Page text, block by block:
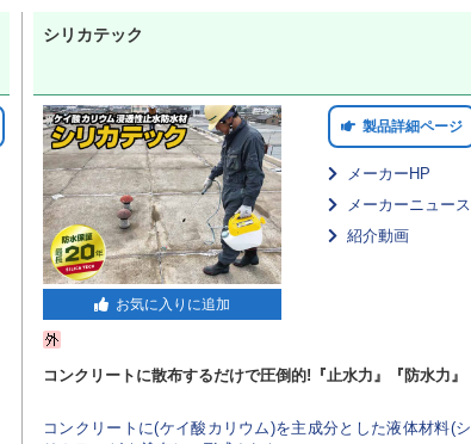
シリカテック
お気に入りに追加
製品詳細ページ
メーカーHP
メーカーニュース
紹介動画
コンクリートに散布するだけで圧倒的!『止水力』『防水力』
コンクリートに(ケイ酸カリウム)を主成分とした液体材料(シ